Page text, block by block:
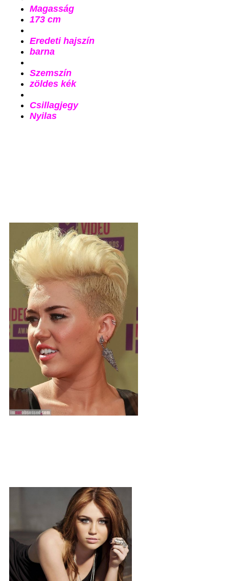
Magasság
173 cm
Eredeti hajszín
barna
Szemszín
zöldes kék
Csillagjegy
Nyilas